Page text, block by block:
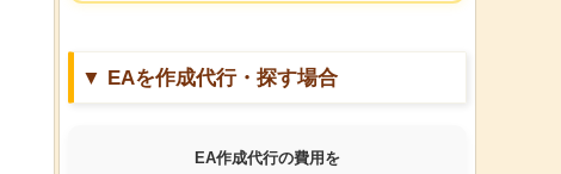
▼ EAを作成代行・探す場合
EA作成代行の費用を